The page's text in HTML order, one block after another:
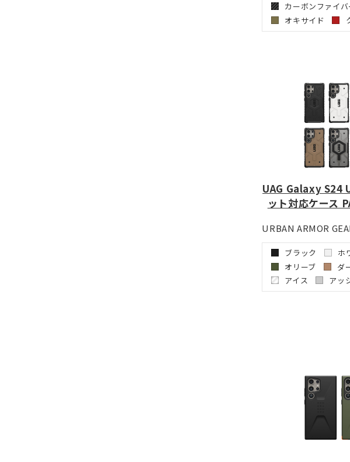
カーボンファイバ
オキサイド
UAG Galaxy S24
ット対応ケース
URBAN ARMOR
ブラック
ホ
オリーブ
ダ
アイス
アッ